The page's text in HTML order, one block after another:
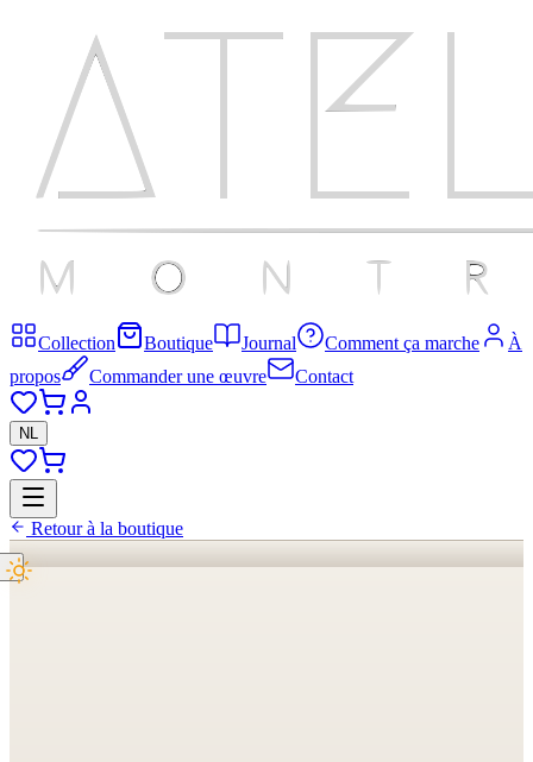
Collection Boutique Journal Comment ça marche
À
propos
Commander une œuvre Contact
NL
Retour à la boutique